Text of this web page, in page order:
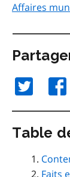
Affaires
Table
Faits